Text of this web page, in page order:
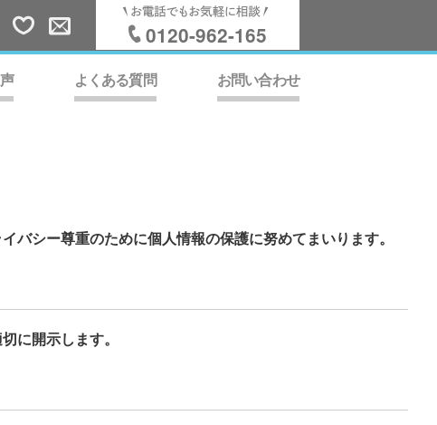
0120-962-165
よくある質問 お問い合わせ
シー尊重のために個人情報の保護に努めてまいります。
に開示します。